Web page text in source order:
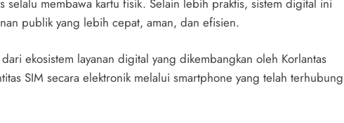
publik yang lebih cepat, aman, dan efisien.
ekosistem layanan digital yang dikembangkan oleh Korlantas
SIM secara elektronik melalui smartphone yang telah terhubung